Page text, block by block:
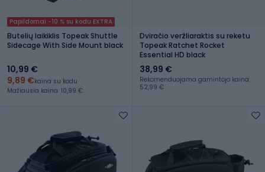
Papildomai -10 % su kodu EXTRA
Butelių laikiklis Topeak Shuttle
Sidecage With Side Mount black
10,99 €
9,89 €kaina su kodu
Mažiausia kaina: 10,99 €
Dviračio veržliaraktis su reketu
Topeak Ratchet Rocket
Essential HD black
38,99 €
Rekomenduojama gamintojo kaina:
52,99 €